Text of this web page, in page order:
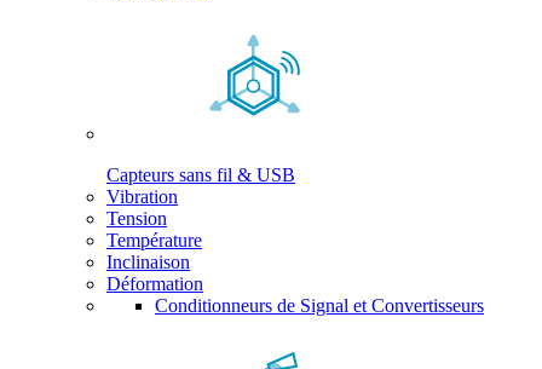
Capteurs sans fil & USB
Vibration
Tension
Température
Inclinaison
Déformation
Conditionneurs de Signal et Convertisseurs